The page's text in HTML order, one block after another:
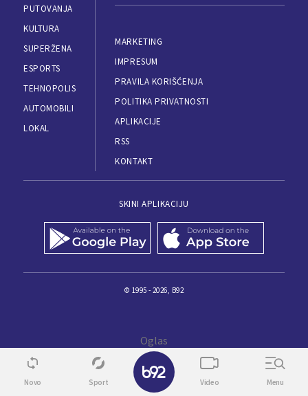
PUTOVANJA
KULTURA
SUPERŽENA
ESPORTS
TEHNOPOLIS
AUTOMOBILI
LOKAL
MARKETING
IMPRESUM
PRAVILA KORIŠĆENJA
POLITIKA PRIVATNOSTI
APLIKACIJE
RSS
KONTAKT
SKINI APLIKACIJU
© 1995 - 2026, B92
Novo Sport Video Menu
✕